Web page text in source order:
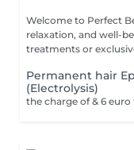
Welcome to Perfect
relaxation, and well-being! Whether you're looking
treatments or
Permanent hair
(Electrolysis)